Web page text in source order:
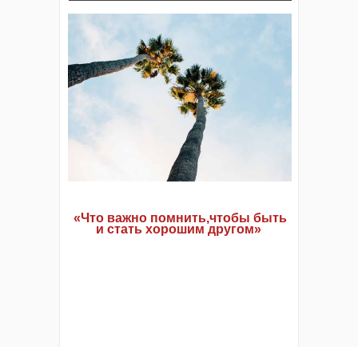
«Что важно помнить,чтобы быть
и стать хорошим другом»